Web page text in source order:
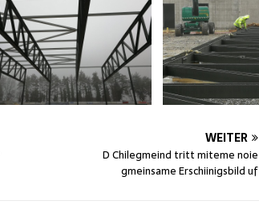
WEITER
D Chilegmeind tritt miteme noie
gmeinsame Erschiinigsbild uf